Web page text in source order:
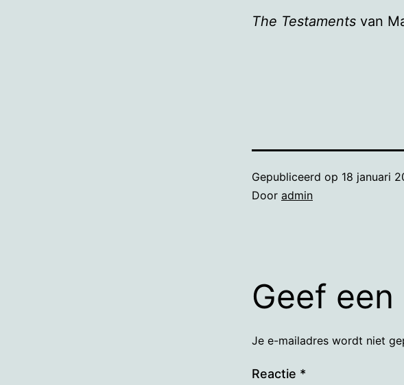
The Testaments van
Gepubliceerd op 18 januari
Door admin
Geef
Je e-mailadres wordt niet
Reactie *